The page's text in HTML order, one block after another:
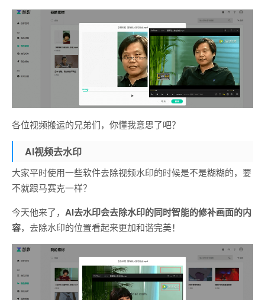
各位视频搬运的兄弟们，你懂我意思了吧？
AI视频去水印
大家平时使用一些软件去除视频水印的时候是不是糊糊的，要
不就跟马赛克一样？
今天他来了， AI去水印会去除水印的同时智能的修补画面的内
容，去除水印的位置看起来更加和谐完美！